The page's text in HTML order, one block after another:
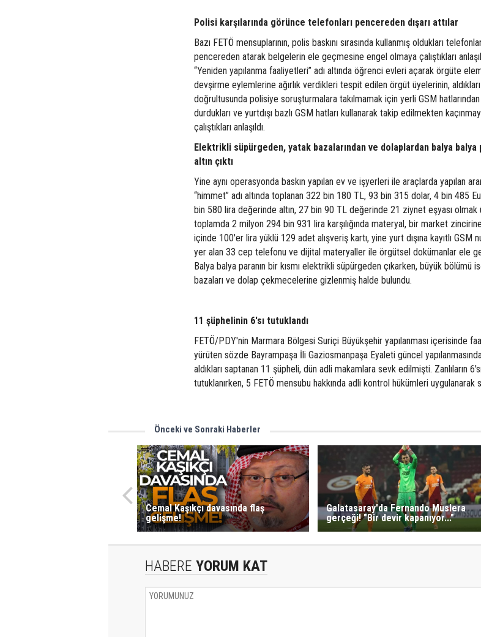
Polisi karşılarında görünce telefonları pencereden dışarı attılar
Bazı FETÖ mensuplarının, polis baskını sırasında kullanmış oldukları
pencereden atarak belgelerin ele geçmesine engel olmaya çalıştıkları
“Yeniden yapılanma faaliyetleri” adı altında öğrenci evleri açarak örgüte
devşirme eylemlerine ağırlık verdikleri tespit edilen örgüt üyelerinin,
doğrultusunda polisiye soruşturmalara takılmamak için yerli GSM
durdukları ve yurtdışı bazlı GSM hatları kullanarak takip edilmekten
çalıştıkları anlaşıldı.
Elektrikli süpürgeden, yatak bazalarından ve dolaplardan balya balya
altın çıktı
Yine aynı operasyonda baskın yapılan ev ve işyerleri ile araçlarda yapılan
“himmet” adı altında toplanan 322 bin 180 TL, 93 bin 315 dolar, 4 bin 485
bin 580 lira değerinde altın, 27 bin 90 TL değerinde 21 ziynet eşyası olmak
toplamda 2 milyon 294 bin 931 lira karşılığında materyal, bir market
içinde 100'er lira yüklü 129 adet alışveriş kartı, yine yurt dışına kayıtlı GSM
yer alan 33 cep telefonu ve dijital materyaller ile örgütsel dokümanlar ele
Balya balya paranın bir kısmı elektrikli süpürgeden çıkarken, büyük bölümü
bazaları ve dolap çekmecelerine gizlenmiş halde bulundu.
11 şüphelinin 6'sı tutuklandı
FETÖ/PDY'nin Marmara Bölgesi Suriçi Büyükşehir yapılanması içerisinde
yürüten sözde Bayrampaşa İli Gaziosmanpaşa Eyaleti güncel
aldıkları saptanan 11 şüpheli, dün adli makamlara sevk edilmişti. Zanlıların
tutuklanırken, 5 FETÖ mensubu hakkında adli kontrol hükümleri uygulanarak
Önceki ve Sonraki Haberler
Cemal Kaşıkçı davasında flaş
gelişme!
Galatasaray'da Fernando Muslera
gerçeği! "Bir devir kapanıyor..."
HABERE YORUM KAT